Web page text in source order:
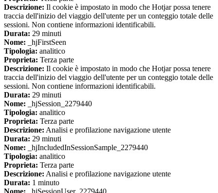
Descrizione: Il cookie è impostato in modo che Hotjar possa tenere
traccia dell'inizio del viaggio dell'utente per un conteggio totale delle
sessioni. Non contiene informazioni identificabili.
Durata: 29 minuti
Nome: _hjFirstSeen
Tipologia: analitico
Proprieta: Terza parte
Descrizione: Il cookie è impostato in modo che Hotjar possa tenere
traccia dell'inizio del viaggio dell'utente per un conteggio totale delle
sessioni. Non contiene informazioni identificabili.
Durata: 29 minuti
Nome: _hjSession_2279440
Tipologia: analitico
Proprieta: Terza parte
Descrizione: Analisi e profilazione navigazione utente
Durata: 29 minuti
Nome: _hjIncludedInSessionSample_2279440
Tipologia: analitico
Proprieta: Terza parte
Descrizione: Analisi e profilazione navigazione utente
Durata: 1 minuto
Nome: _hjSessionUser_2279440